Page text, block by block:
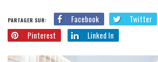
PARTAGER SUR: Facebook
Twitter
Pinterest
Linked In